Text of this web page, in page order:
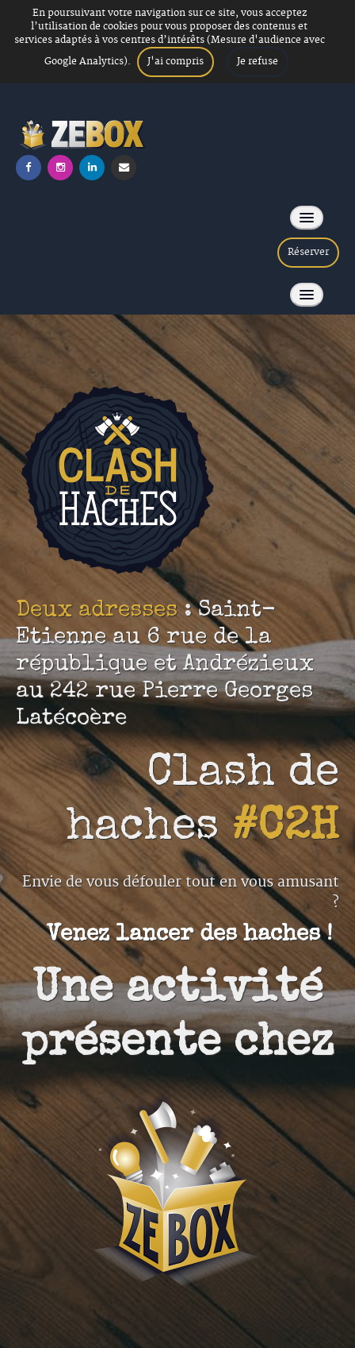
En poursuivant votre navigation sur ce site, vous acceptez
l’utilisation de cookies pour vous proposer des contenus et
services adaptés à vos centres d’intérêts (Mesure d'audience avec
Google Analytics).
J'ai compris Je refuse
Réserver
ACCUEIL
INFOS PRATIQUES
ÉVÉNEMENTS
RÉSERVER MA CIBLE
BONS CADEAUX
Deux adresses: Saint-
Etienne au 6 rue de la
république et Andrézieux
au 242 rue Pierre Georges
Latécoère
Clash de
haches#C2H
Envie de vous défouler tout en vous amusant
?
Venez lancer des haches !
Une activité
présente chez